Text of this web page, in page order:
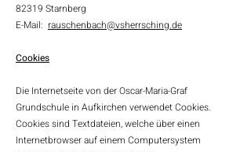
82319 Starnberg
E-Mail: rauschenbach@vsherrsching.de
Cookies
Die Internetseite von der Oscar-Maria-Graf
Grundschule in Aufkirchen verwendet Cookies.
Cookies sind Textdateien, welche über einen
Internetbrowser auf einem Computersystem